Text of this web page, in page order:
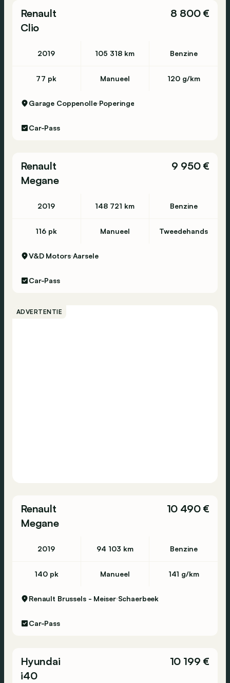
Renault
Clio
8 800 €
2019 105 318 km Benzine
77 pk Manueel 120 g/km
Garage Coppenolle Poperinge
Car-Pass
Renault
Megane
9 950 €
2019 148 721 km Benzine
116 pk Manueel Tweedehands
V&D Motors Aarsele
Car-Pass
ADVERTENTIE
Renault
Megane
10 490 €
2019 94 103 km Benzine
140 pk Manueel 141 g/km
Renault Brussels - Meiser Schaerbeek
Car-Pass
Hyundai
i40
10 199 €